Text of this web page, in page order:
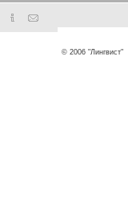
© 2006 "Лингвист"